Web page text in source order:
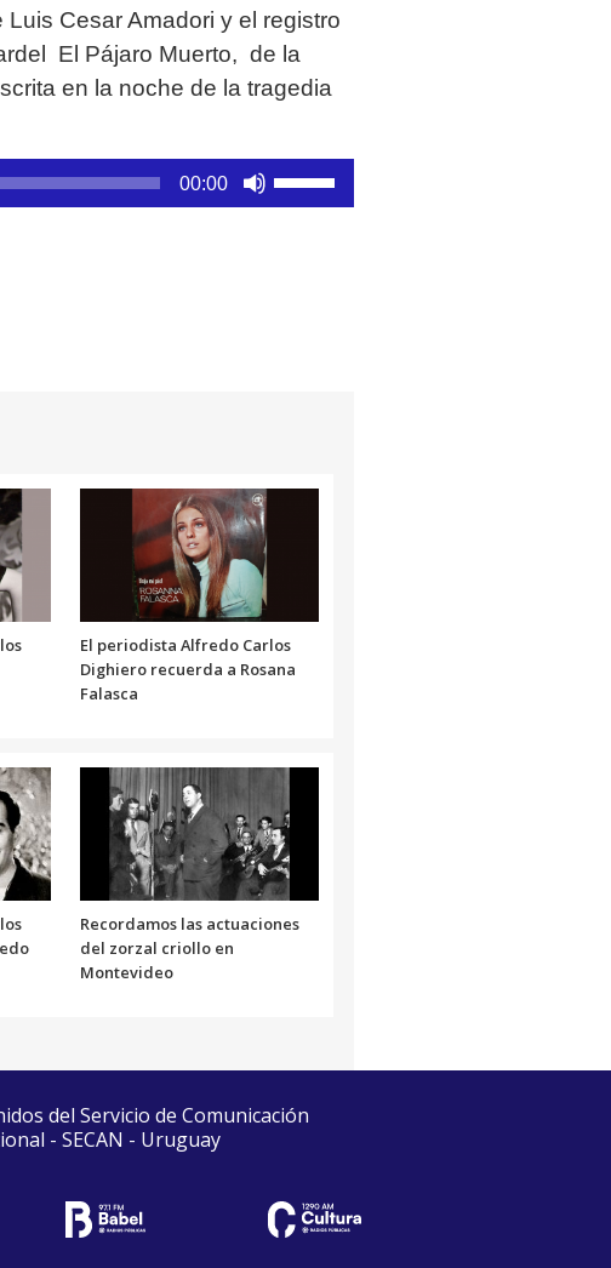
Cesar Amadori y el registro
El Pájaro Muerto, de la
en la noche de la tragedia
00:00
volumen.
El periodista Alfredo Carlos
Dighiero recuerda a Rosana
Falasca
Recordamos las actuaciones
del zorzal criollo en
Montevideo
del Servicio de Comunicación
- SECAN - Uruguay